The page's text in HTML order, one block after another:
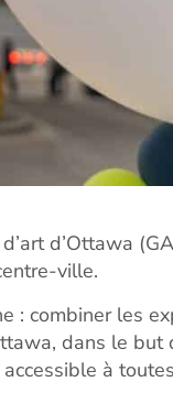
d’Ottawa
ville.
: combiner les
dans le
à